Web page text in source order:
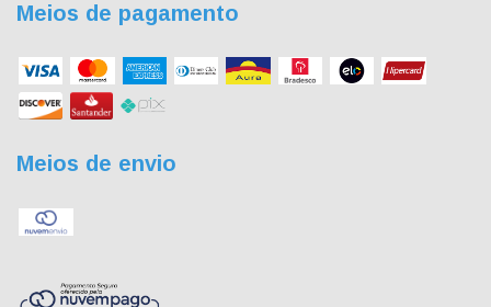
Meios de pagamento
Meios de envio